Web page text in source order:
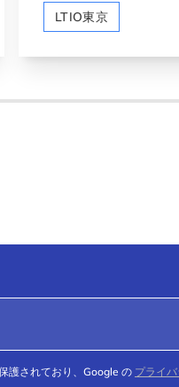
「解体から再生へ」―ルク
LTIO東京
護されており、Google の プライ